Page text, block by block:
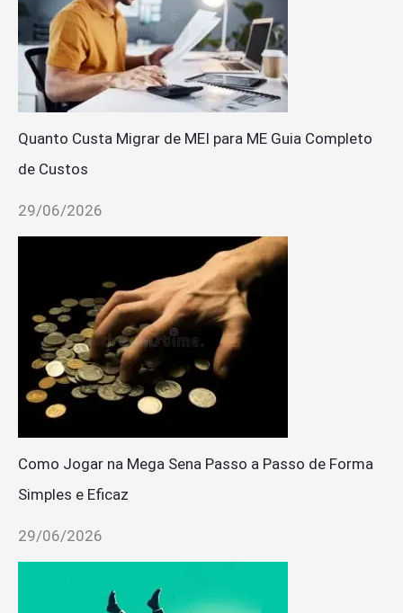
Quanto Custa Migrar de MEI para ME Guia Completo
de Custos
29/06/2026
Como Jogar na Mega Sena Passo a Passo de Forma
Simples e Eficaz
29/06/2026